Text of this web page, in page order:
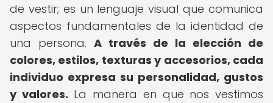
de vestir; es un lenguaje visual que comunica
aspectos fundamentales de la identidad de
una persona. A través de la elección de
colores, estilos, texturas y accesorios, cada
individuo expresa su personalidad, gustos
y valores. La manera en que nos vestimos